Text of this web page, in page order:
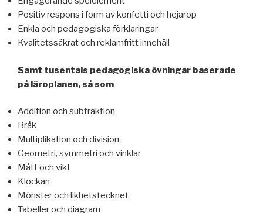
Positiv respons i form av konfetti och hejarop
Enkla och pedagogiska förklaringar
Kvalitetssäkrat och reklamfritt innehåll
Samt tusentals pedagogiska övningar baserade
på läroplanen, så som
Addition och subtraktion
Bråk
Multiplikation och division
Geometri, symmetri och vinklar
Mått och vikt
Klockan
Mönster och likhetstecknet
Tabeller och diagram